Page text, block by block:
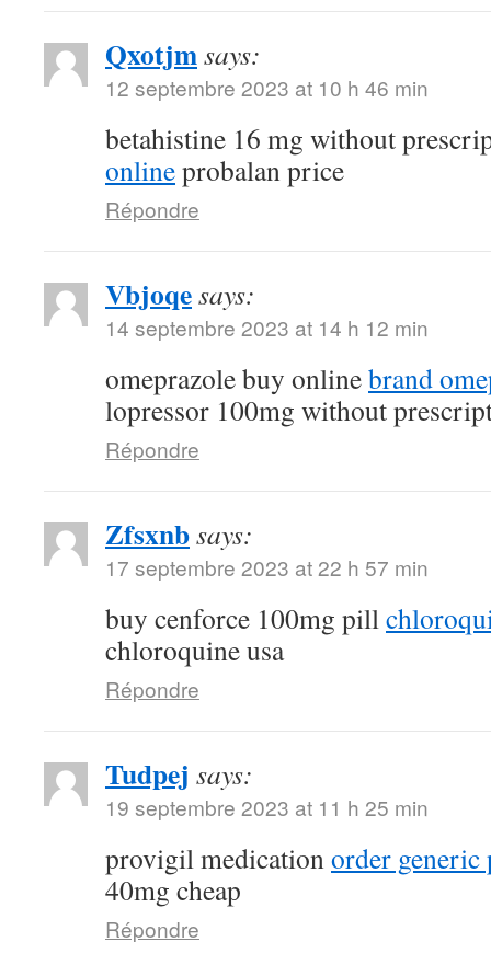
Qxotjmsays:
12 septembre 2023 at 10 h 46 min
betahistine 16 mg without
onlineprobalan price
Répondre
Vbjoqesays:
14 septembre 2023 at 14 h 12 min
omeprazole buy onlinebrand
lopressor 100mg without
Répondre
Zfsxnbsays:
17 septembre 2023 at 22 h 57 min
buy cenforce 100mg pill
chloroquine usa
Répondre
Tudpej says:
19 septembre 2023 at 11 h 25 min
provigil medicationorder
40mg cheap
Répondre